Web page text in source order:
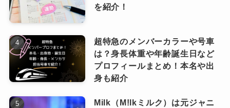
を紹介！
超特急のメンバーカラーや号車
は？身長体重や年齢誕生日など
プロフィールまとめ！本名や出
身も紹介
Milk（M!lkミルク）は元ジャニ